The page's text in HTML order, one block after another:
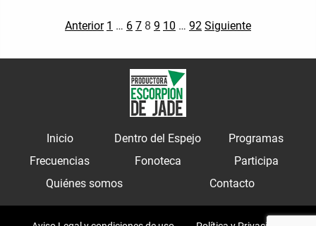
Anterior 1 … 6 7 8 9 10 … 92 Siguiente
Inicio Dentro del Espejo
Programas
Frecuencias
Fonoteca
Participa
Quiénes somos
Contacto